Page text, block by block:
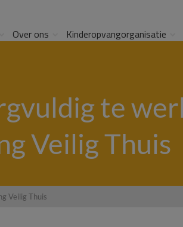
Over ons Kinderopvangorganisatie
te
Veilig Thuis
Veilig Thuis